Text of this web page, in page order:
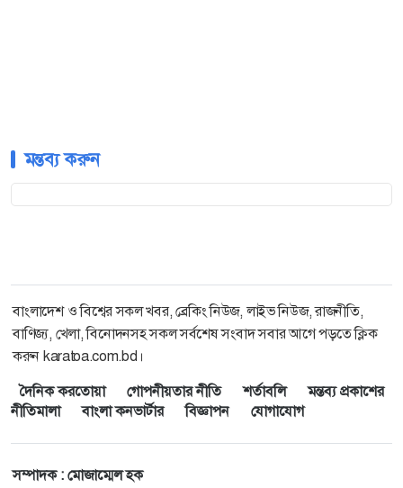
মন্তব্য করুন
বাংলাদেশ ও বিশ্বের সকল খবর, ব্রেকিং নিউজ, লাইভ নিউজ, রাজনীতি,
বাণিজ্য, খেলা, বিনোদনসহ সকল সর্বশেষ সংবাদ সবার আগে পড়তে ক্লিক
করুন karatoa.com.bd।
দৈনিক করতোয়া
গোপনীয়তার নীতি শর্তাবলি
মন্তব্য প্রকাশের
নীতিমালা
বাংলা কনভার্টার বিজ্ঞাপন যোগাযোগ
সম্পাদক : মোজাম্মেল হক